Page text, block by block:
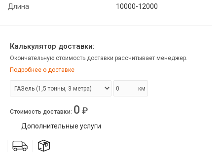
Длина
10000-12000
Калькулятор доставки:
Окончательную стоимость доставки рассчитывает менеджер.
Подробнее о доставке
км
Стоимость доставки: 0 ₽
Дополнительные услуги